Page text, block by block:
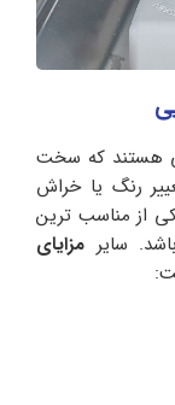
هستند که سخت
رنگ یا خراش
از مناسب ترین
سایر مزایای